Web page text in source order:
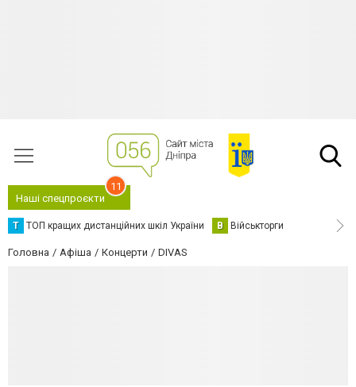
Наші спецпроєкти
11
Т ТОП кращих дистанційних шкіл України В Військторги
Головна Афіша Концерти DIVAS